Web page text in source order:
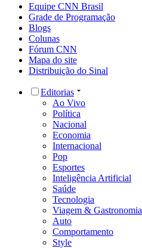
Equipe CNN Brasil
Grade de Programação
Blogs
Colunas
Fórum CNN
Mapa do site
Distribuição do Sinal
Editorias
Ao Vivo
Política
Nacional
Economia
Internacional
Pop
Esportes
Inteligência Artificial
Saúde
Tecnologia
Viagem & Gastronomia
Auto
Comportamento
Style